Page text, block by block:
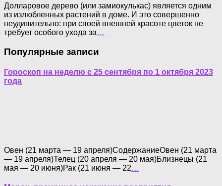
Долларовое дерево (или замиокулькас) является одним
из излюбленных растений в доме. И это совершенно
неудивительно: при своей внешней красоте цветок не
требует особого ухода за…
Популярные записи
Гороскоп на неделю с 25 сентября по 1 октября 2023
года
Овен (21 марта — 19 апреля)СодержаниеОвен (21 марта
— 19 апреля)Телец (20 апреля — 20 мая)Близнецы (21
мая — 20 июня)Рак (21 июня — 22…